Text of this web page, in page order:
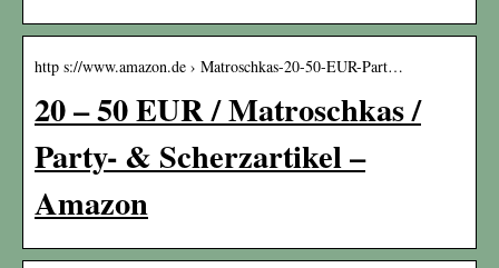
http s://www.amazon.de › Matroschkas-20-50-EUR-Part…
20 – 50 EUR / Matroschkas /
Party- & Scherzartikel –
Amazon